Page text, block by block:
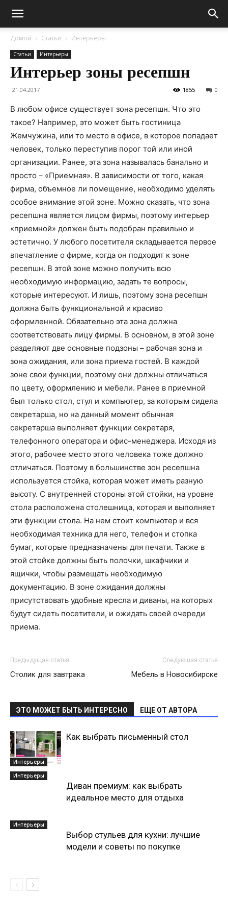
Домой Статьи Интерьеры
Статьи Интерьеры
Интерьер зоны ресепшн
21.04.2017 0
1855
В любом офисе существует зона ресепшн. Что это
такое? Например, это может быть гостиница
Жемчужина, или то место в офисе, в которое попадает
человек, только переступив порог той или иной
организации. Ранее, эта зона называлась банально и
просто – «Приемная». В зависимости от того, какая
фирма, объемное ли помещение, необходимо уделять
особое внимание этой зоне. Можно сказать, что зона
ресепшна является лицом фирмы, поэтому интерьер
«приемной» должен быть подобран правильно и
эстетично. У любого посетителя складывается первое
впечатление о фирме, когда он подходит к зоне
ресепшн. В этой зоне можно получить всю
необходимую информацию, задать те вопросы,
которые интересуют. И лишь, поэтому зона ресепшн
должна быть функциональной и красиво
оформленной. Обязательно эта зона должна
соответствовать лицу фирмы. В основном, в этой зоне
разделяют две основные подзоны – рабочая зона и
зона ожидания, или зона приема гостей. В каждой
зоне свои функции, поэтому они должны отличаться
по цвету, оформлению и мебели. Ранее в приемной
был только стол, стул и компьютер, за которым сидела
секретарша, но на данный момент обычная
секретарша выполняет функции секретаря,
телефонного оператора и офис-менеджера. Исходя из
этого, рабочее место этого человека тоже должно
отличаться. Поэтому в большинстве зон ресепшна
используется стойка, которая может иметь разную
высоту. С внутренней стороны этой стойки, на уровне
стола расположена столешница, которая и выполняет
эти функции стола. На нем стоит компьютер и вся
необходимая техника для него, телефон и стопка
бумаг, которые предназначены для печати. Также в
этой стойке должны быть полочки, шкафчики и
ящички, чтобы размещать необходимую
документацию. В зоне ожидания должны
присутствовать удобные кресла и диваны, на которых
будут сидеть посетители, и ожидать своей очереди
приема.
Предыдущая статья
Столик для завтрака
Следующая статья
Мебель в Новосибирске
ЭТО МОЖЕТ БЫТЬ ИНТЕРЕСНО ЕЩЕ ОТ АВТОРА
Интерьеры
Как выбрать письменный стол
Интерьеры
Диван премиум: как выбрать
идеальное место для отдыха
Интерьеры
Выбор стульев для кухни: лучшие
модели и советы по покупке